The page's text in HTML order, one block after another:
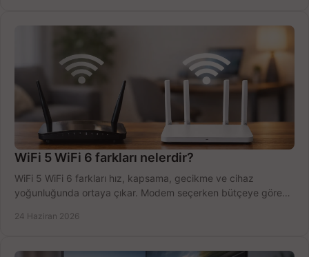
WiFi 5 WiFi 6 farkları nelerdir?
WiFi 5 WiFi 6 farkları hız, kapsama, gecikme ve cihaz
yoğunluğunda ortaya çıkar. Modem seçerken bütçeye göre
24 Haziran 2026